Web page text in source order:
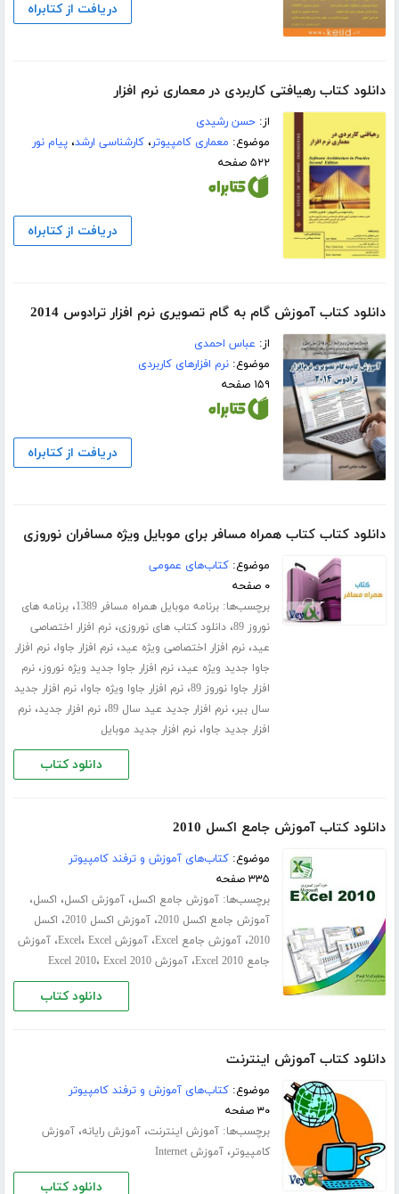
دریافت از کتابراه
دانلود کتاب رهیافتی کاربردی در معماری نرم افزار
از:حسن رشیدی
موضوع: معماری کامپیوتر،کارشناسی ارشد،پیام نور
۵۲۲ صفحه
دریافت از کتابراه
دانلود کتاب آموزش گام به گام تصویری نرم افزار ترادوس 2014
از: عباس احمدی
موضوع:نرم افزارهای کاربردی
۱۵۹ صفحه
دریافت از کتابراه
دانلود کتاب کتاب همراه مسافر برای موبایل ویژه مسافران نوروزی
موضوع:کتاب‌های عمومی
۰ صفحه
برچسب‌ها:برنامه موبایل همراه مسافر 1389 ،برنامه های
نوروز 89
،دانلود کتاب های نوروزی،نرم افزار اختصاصی
عید،نرم افزار اختصاصی ویژه عید،نرم افزار جاوا،نرم افزار
جاوا جدید ویژه عید،نرم افزار جاوا جدید ویژه نوروز،نرم
افزار جاوا نوروز 89
،نرم افزار جاوا ویژه جاوا،نرم افزار جدید
سال ببر،نرم افزار جدید عید سال 89 ،نرم افزار جدید،نرم
افزار جدید جاوا،نرم افزار جدید موبایل
دانلود کتاب
دانلود کتاب آموزش جامع اکسل 2010
موضوع:کتاب‌های آموزش و ترفند کامپیوتر
۳۳۵ صفحه
برچسب‌ها:آموزش جامع اکسل،آموزش اکسل، اکسل،
آموزش جامع اکسل 2010 ،آموزش اکسل 2010 ، اکسل
2010،آموزش جامع Excel ،آموزش Excel ، Excel ،آموزش
جامع Excel 2010
،آموزش Excel 2010 ، Excel 2010
دانلود کتاب
دانلود کتاب آموزش اینترنت
موضوع:کتاب‌های آموزش و ترفند کامپیوتر
۳۰ صفحه
برچسب‌ها:آموزش اینترنت،آموزش رایانه،آموزش
کامپیوتر،آموزش Internet
دانلود کتاب